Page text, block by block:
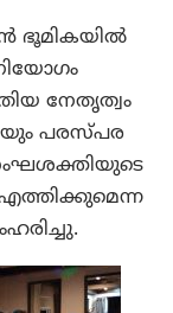
ഭൂമികയിൽ
നേതൃത്വം
പരസ്പര